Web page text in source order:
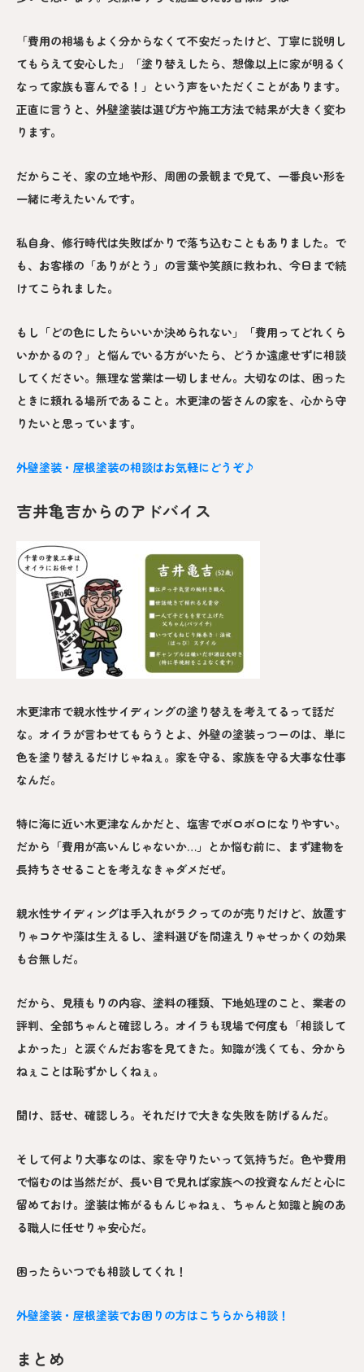
「費用の相場もよく分からなくて不安だったけど、丁寧に説明し
てもらえて安心した」「塗り替えしたら、想像以上に家が明るく
なって家族も喜んでる！」という声をいただくことがあります。
正直に言うと、外壁塗装は選び方や施工方法で結果が大きく変わ
ります。
だからこそ、家の立地や形、周囲の景観まで見て、一番良い形を
一緒に考えたいんです。
私自身、修行時代は失敗ばかりで落ち込むこともありました。で
も、お客様の「ありがとう」の言葉や笑顔に救われ、今日まで続
けてこられました。
もし「どの色にしたらいいか決められない」「費用ってどれくら
いかかるの？」と悩んでいる方がいたら、どうか遠慮せずに相談
してください。無理な営業は一切しません。大切なのは、困った
ときに頼れる場所であること。木更津の皆さんの家を、心から守
りたいと思っています。
外壁塗装・屋根塗装の相談はお気軽にどうぞ♪
吉井亀吉からのアドバイス
木更津市で親水性サイディングの塗り替えを考えてるって話だ
な。オイラが言わせてもらうとよ、外壁の塗装っつーのは、単に
色を塗り替えるだけじゃねぇ。家を守る、家族を守る大事な仕事
なんだ。
特に海に近い木更津なんかだと、塩害でボロボロになりやすい。
だから「費用が高いんじゃないか…」とか悩む前に、まず建物を
長持ちさせることを考えなきゃダメだぜ。
親水性サイディングは手入れがラクってのが売りだけど、放置す
りゃコケや藻は生えるし、塗料選びを間違えりゃせっかくの効果
も台無しだ。
だから、見積もりの内容、塗料の種類、下地処理のこと、業者の
評判、全部ちゃんと確認しろ。オイラも現場で何度も「相談して
よかった」と涙ぐんだお客を見てきた。知識が浅くても、分から
ねぇことは恥ずかしくねぇ。
聞け、話せ、確認しろ。それだけで大きな失敗を防げるんだ。
そして何より大事なのは、家を守りたいって気持ちだ。色や費用
で悩むのは当然だが、長い目で見れば家族への投資なんだと心に
留めておけ。塗装は怖がるもんじゃねぇ、ちゃんと知識と腕のあ
る職人に任せりゃ安心だ。
困ったらいつでも相談してくれ！
外壁塗装・屋根塗装でお困りの方はこちらから相談！
まとめ